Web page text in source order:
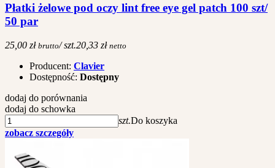
Płatki żelowe pod oczy lint free eye gel patch 100 szt/
50 par
25,00 zł brutto/ szt.20,33 zł netto
Producent: Clavier
Dostępność: Dostępny
dodaj do porównania
dodaj do schowka
szt.Do koszyka
zobacz szczegóły